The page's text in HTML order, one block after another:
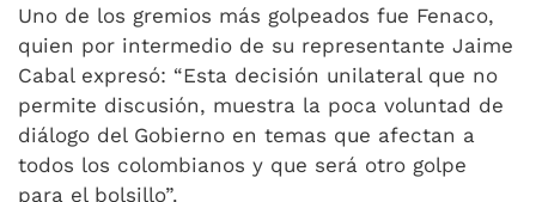
Uno de los gremios más golpeados fue Fenaco,
quien por intermedio de su representante Jaime
Cabal expresó: “Esta decisión unilateral que no
permite discusión, muestra la poca voluntad de
diálogo del Gobierno en temas que afectan a
todos los colombianos y que será otro golpe
para el bolsillo”.